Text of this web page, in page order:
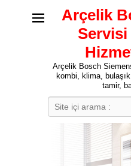
Arçelik
Servisi
Arçelik Bosch
kombi, klima,
tamir,